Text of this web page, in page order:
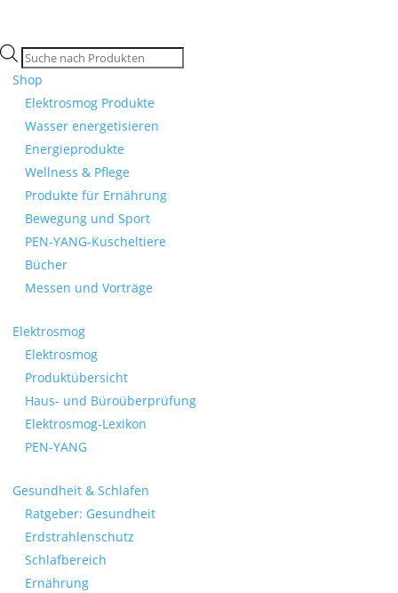
Products
search
Shop
Elektrosmog Produkte
Wasser energetisieren
Energieprodukte
Wellness & Pflege
Produkte für Ernährung
Bewegung und Sport
PEN-YANG-Kuscheltiere
Bücher
Messen und Vorträge
Elektrosmog
Elektrosmog
Produktübersicht
Haus- und Büroüberprüfung
Elektrosmog-Lexikon
PEN-YANG
Gesundheit & Schlafen
Ratgeber: Gesundheit
Erdstrahlenschutz
Schlafbereich
Ernährung